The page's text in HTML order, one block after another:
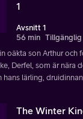
1
Avsnitt 1
56 min Tillgänglig
oäkta son Arthur och
Derfel, som är nära
hans lärling,
The Winter